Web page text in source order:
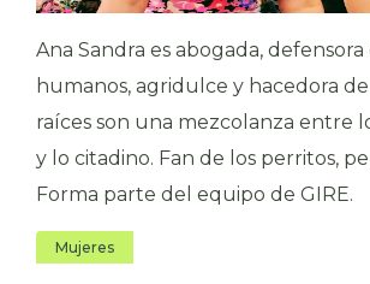
Ana Sandra es abogada,
humanos, agridulce y hacedora de
raíces son una mezcolanza entre
y lo citadino. Fan de los perritos,
Forma parte del equipo de GIRE.
Mujeres